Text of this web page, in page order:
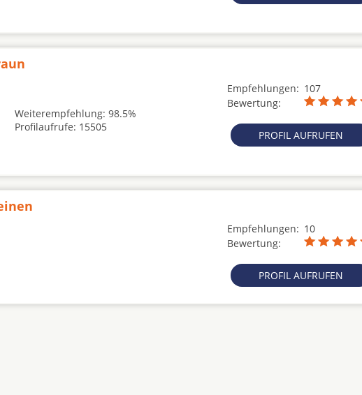
Empfehlungen: 107
Bewertung:
PROFIL AUFRUFEN
Weiterempfehlung: 98.5%
Profilaufrufe: 15505
Empfehlungen: 10
Bewertung:
PROFIL AUFRUFEN